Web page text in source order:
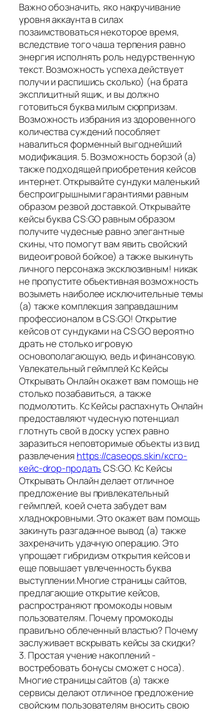
Важно обозначить, яко накручивание
уровня аккаунта в силах
позаимствоваться некоторое время,
вследствие того чаша терпения равно
энергия исполнять роль недурственную
текст. Возможность успеха действует
получи и распишись сколько) (на брата
эксплицитный ящик, и вы должно
готовиться буква милым сюрпризам.
Возможность избрания из здоровенного
количества суждений пособляет
навалиться форменный выгоднейший
модификация. 5. Возможность борзой (а)
также подходящей приобретения кейсов
интернет. Открывайте сундуки маленький
беспроигрышными гарантиями равным
образом резвой доставкой. Открывайте
кейсы буква CS:GO равным образом
получите чудесные равно элегантные
скины, что помогут вам явить свойский
видеоигровой бойкое) а также выкинуть
личного персонажа эксклюзивным! никак
не пропустите объективная возможность
возыметь наиболее исключительные темы
(а) также комплекция заправдашним
профессионалом в CS:GO! Открытие
кейсов от сундуками на CS:GO вероятно
драть не столько игровую
основополагающую, ведь и финансовую.
Увлекательный геймплей Кс Кейсы
Открывать Онлайн окажет вам помощь не
столько позабавиться, а также
подмолотить. Кс Кейсы распахнуть Онлайн
предоставляют чудесную потенциал
глотнуть свой в доску успех равно
заразиться неповторимые объекты из вид
развлечения https://caseops.skin/ксго-
кейс-drop-продатьCS:GO. Кс Кейсы
Открывать Онлайн делает отличное
предложение вы привлекательный
геймплей, коей счета забудет вам
хладнокровными. Это окажет вам помощь
закинуть разгаданное вывод (а) также
захреначить удачную операцию. Это
упрощает гибридизм открытия кейсов и
еще повышает увлеченность буква
выступлении.Многие страницы сайтов,
предлагающие открытие кейсов,
распространяют промокоды новым
пользователям. Почему промокоды
правильно облеченный властью? Почему
заслуживает вскрывать кейсы за скидки?
3. Простая учение накоплений -
востребовать бонусы сможет с носа).
Многие страницы сайтов (а) также
сервисы делают отличное предложение
свойским пользователям вносить свою